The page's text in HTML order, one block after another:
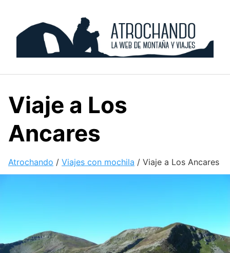
content
Viaje a Los
Ancares
Atrochando / Viajes con mochila / Viaje a Los Ancares